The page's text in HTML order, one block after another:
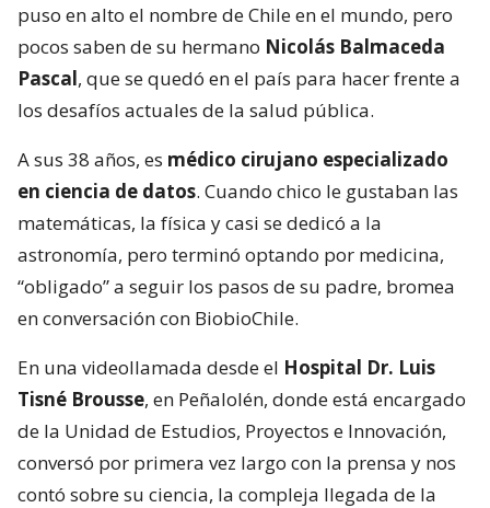
puso en alto el nombre de Chile en el mundo, pero
pocos saben de su hermano Nicolás Balmaceda
Pascal, que se quedó en el país para hacer frente a
los desafíos actuales de la salud pública.
A sus 38 años, es médico cirujano especializado
en ciencia de datos. Cuando chico le gustaban las
matemáticas, la física y casi se dedicó a la
astronomía, pero terminó optando por medicina,
“obligado” a seguir los pasos de su padre, bromea
en conversación con BiobioChile.
En una videollamada desde el Hospital Dr. Luis
Tisné Brousse, en Peñalolén, donde está encargado
de la Unidad de Estudios, Proyectos e Innovación,
conversó por primera vez largo con la prensa y nos
contó sobre su ciencia, la compleja llegada de la